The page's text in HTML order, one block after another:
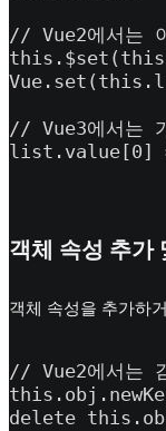
// Vue2에서는
// Vue3에서는
list.value[0]
객체 속성 추가
객체 속성을 추가하
// Vue2에서는
delete